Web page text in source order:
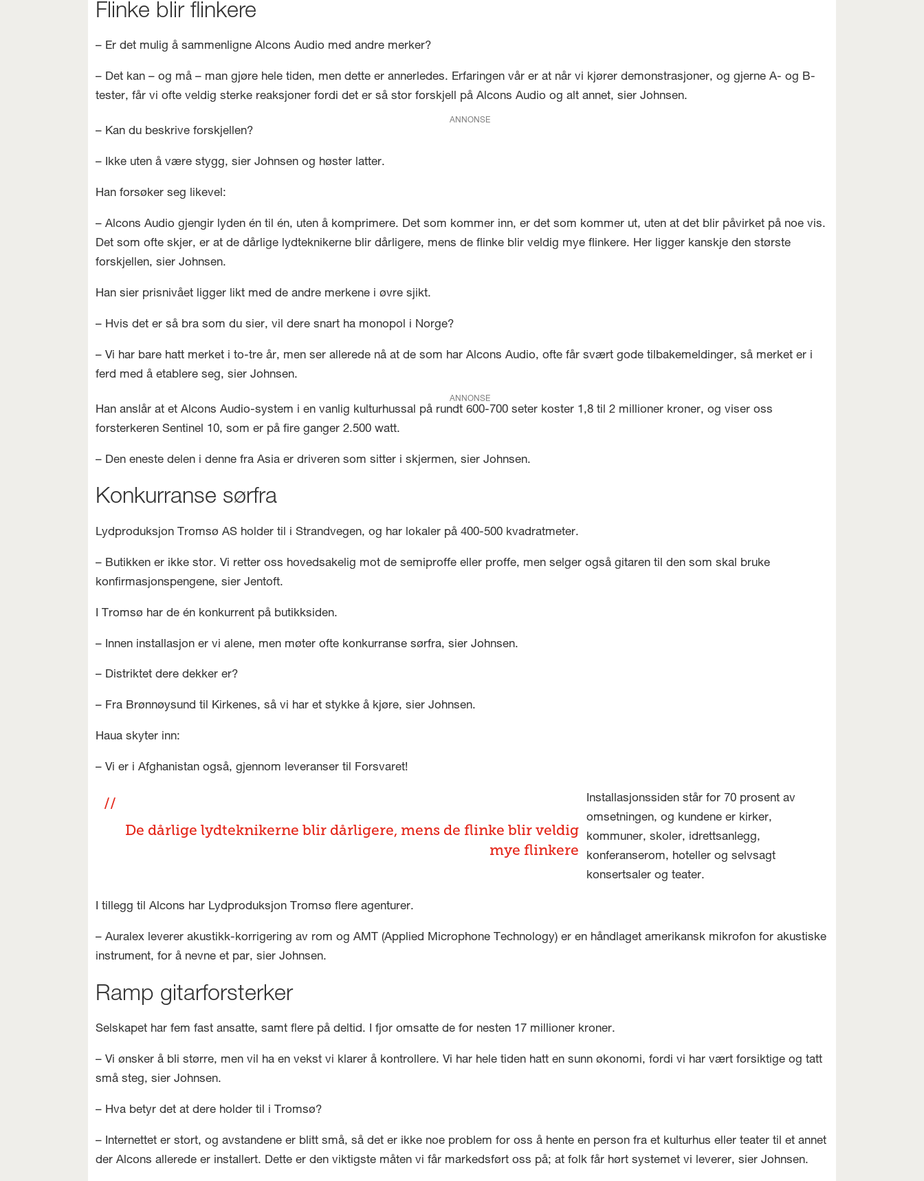
Flinke blir flinkere
– Er det mulig å sammenligne Alcons Audio med andre merker?
– Det kan – og må – man gjøre hele tiden, men dette er annerledes. Erfaringen vår er at når vi kjører demonstrasjoner, og gjerne A- og B-
tester, får vi ofte veldig sterke reaksjoner fordi det er så stor forskjell på Alcons Audio og alt annet, sier Johnsen.
ANNONSE
– Kan du beskrive forskjellen?
– Ikke uten å være stygg, sier Johnsen og høster latter.
Han forsøker seg likevel:
– Alcons Audio gjengir lyden én til én, uten å komprimere. Det som kommer inn, er det som kommer ut, uten at det blir påvirket på noe vis.
Det som ofte skjer, er at de dårlige lydteknikerne blir dårligere, mens de flinke blir veldig mye flinkere. Her ligger kanskje den største
forskjellen, sier Johnsen.
Han sier prisnivået ligger likt med de andre merkene i øvre sjikt.
– Hvis det er så bra som du sier, vil dere snart ha monopol i Norge?
– Vi har bare hatt merket i to-tre år, men ser allerede nå at de som har Alcons Audio, ofte får svært gode tilbakemeldinger, så merket er i
ferd med å etablere seg, sier Johnsen.
ANNONSE
Han anslår at et Alcons Audio-system i en vanlig kulturhussal på rundt 600-700 seter koster 1,8 til 2 millioner kroner, og viser oss
forsterkeren Sentinel 10, som er på fire ganger 2.500 watt.
– Den eneste delen i denne fra Asia er driveren som sitter i skjermen, sier Johnsen.
Konkurranse sørfra
Lydproduksjon Tromsø AS holder til i Strandvegen, og har lokaler på 400-500 kvadratmeter.
– Butikken er ikke stor. Vi retter oss hovedsakelig mot de semiproffe eller proffe, men selger også gitaren til den som skal bruke
konfirmasjonspengene, sier Jentoft.
I Tromsø har de én konkurrent på butikksiden.
– Innen installasjon er vi alene, men møter ofte konkurranse sørfra, sier Johnsen.
– Distriktet dere dekker er?
– Fra Brønnøysund til Kirkenes, så vi har et stykke å kjøre, sier Johnsen.
Haua skyter inn:
– Vi er i Afghanistan også, gjennom leveranser til Forsvaret!
De dårlige lydteknikerne blir dårligere, mens de flinke blir veldig
mye flinkere
Installasjonssiden står for 70 prosent av
omsetningen, og kundene er kirker,
kommuner, skoler, idrettsanlegg,
konferanserom, hoteller og selvsagt
konsertsaler og teater.
I tillegg til Alcons har Lydproduksjon Tromsø flere agenturer.
– Auralex leverer akustikk-korrigering av rom og AMT (Applied Microphone Technology) er en håndlaget amerikansk mikrofon for akustiske
instrument, for å nevne et par, sier Johnsen.
Ramp gitarforsterker
Selskapet har fem fast ansatte, samt flere på deltid. I fjor omsatte de for nesten 17 millioner kroner.
– Vi ønsker å bli større, men vil ha en vekst vi klarer å kontrollere. Vi har hele tiden hatt en sunn økonomi, fordi vi har vært forsiktige og tatt
små steg, sier Johnsen.
– Hva betyr det at dere holder til i Tromsø?
– Internettet er stort, og avstandene er blitt små, så det er ikke noe problem for oss å hente en person fra et kulturhus eller teater til et annet
der Alcons allerede er installert. Dette er den viktigste måten vi får markedsført oss på; at folk får hørt systemet vi leverer, sier Johnsen.